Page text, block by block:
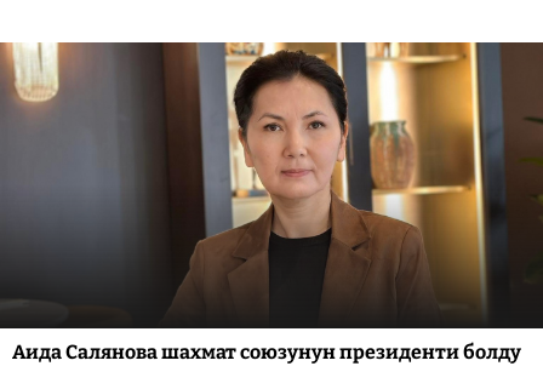
Аида Салянова шахмат союзунун президенти болду